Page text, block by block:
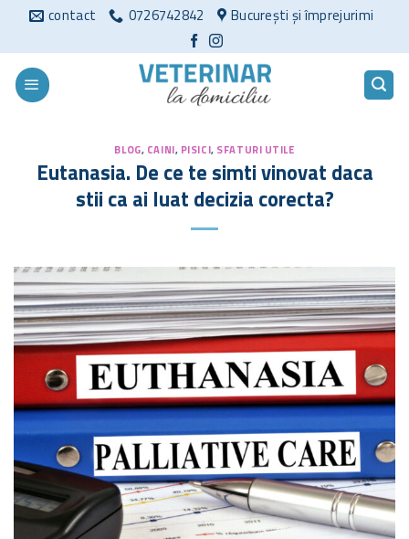
conținut
contact 0726742842 București și împrejurimi
BLOG, CAINI, PISICI, SFATURI UTILE
Eutanasia. De ce te simti vinovat daca
stii ca ai luat decizia corecta?